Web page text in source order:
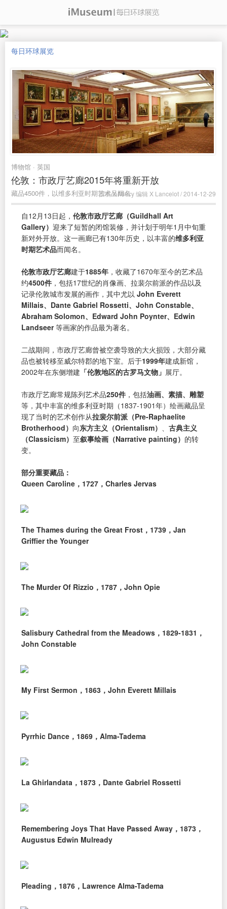
每日环球展览
博物馆 · 英国
伦敦：市政厅艺廊2015年将重新开放
藏品4500件，以维多利亚时期艺术品闻名撰稿 X Mincy 编辑 X Lancelot / 2014-12-29
自12月13日起， 伦敦市政厅艺廊（Guildhall Art
Gallery） 迎来了短暂的闭馆装修，并计划于明年1月中旬重
新对外开放。这一画廊已有130年历史，以丰富的维多利亚
时期艺术品而闻名。
伦敦市政厅艺廊建于1885年 ，收藏了1670年至今的艺术品
约4500件 ，包括17世纪的肖像画、拉裴尔前派的作品以及
记录伦敦城市发展的画作，其中尤以 John Everett
Millais、Dante Gabriel Rossetti、John Constable、
Abraham Solomon、Edward John Poynter、Edwin
Landseer等画家的作品最为著名。
二战期间，市政厅艺廊曾被空袭导致的大火损毁，大部分藏
品也被转移至威尔特郡的地下室。后于1999年建成新馆，
2002年在东侧增建 「伦敦地区的古罗马文物」 展厅。
市政厅艺廊常规陈列艺术品250件 ，包括油画、素描、雕塑
等，其中丰富的维多利亚时期（1837-1901年）绘画藏品呈
现了当时的艺术创作从拉裴尔前派（Pre-Raphaelite
Brotherhood） 向东方主义（Orientalism）
古典主义
（Classicism） 至叙事绘画（Narrative painting） 的转
变。
部分重要藏品：
Queen Caroline，1727，Charles Jervas
The Thames during the Great Frost，1739，Jan
Griffier the Younger
The Murder Of Rizzio，1787，John Opie
Salisbury Cathedral from the Meadows，1829-1831，
John Constable
My First Sermon，1863，John Everett Millais
Pyrrhic Dance，1869，Alma-Tadema
La Ghirlandata，1873，Dante Gabriel Rossetti
Remembering Joys That Have Passed Away，1873，
Augustus Edwin Mulready
Pleading，1876，Lawrence Alma-Tadema